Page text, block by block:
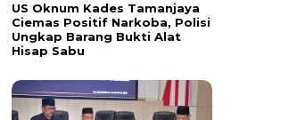
US Oknum Kades Tamanjaya
Ciemas Positif Narkoba, Polisi
Ungkap Barang Bukti Alat
Hisap Sabu